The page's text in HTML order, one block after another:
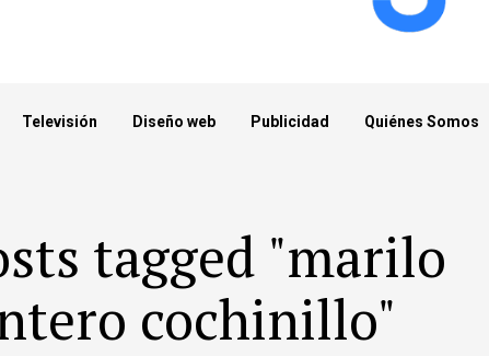
Televisión Diseño web Publicidad Quiénes Somos
tagged "marilo
cochinillo"